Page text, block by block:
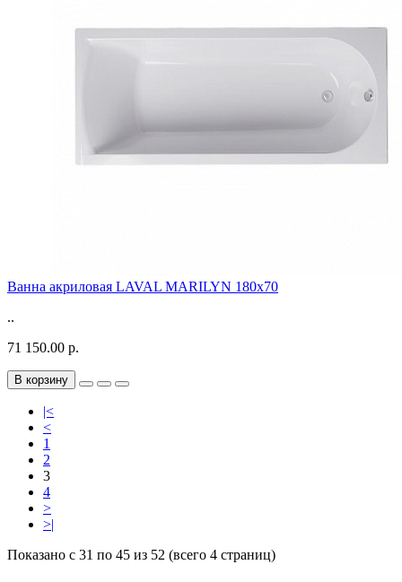
Ванна акриловая LAVAL MARILYN 180x70
..
71 150.00 р.
В корзину
|<
<
1
2
3
4
>
>|
Показано с 31 по 45 из 52 (всего 4 страниц)